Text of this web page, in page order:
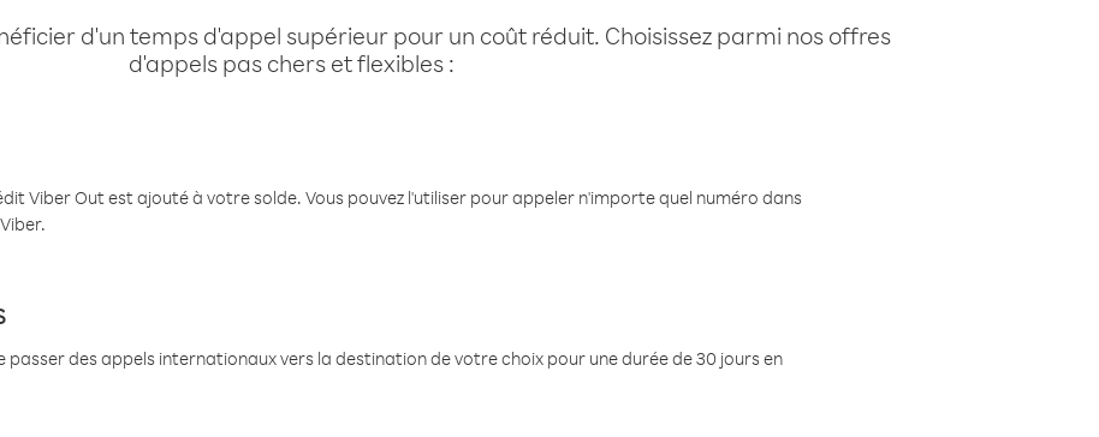
d'un temps d'appel supérieur pour un coût réduit. Choisissez parmi nos offres
d'appels pas chers et flexibles :
Viber Out est ajouté à votre solde. Vous pouvez l'utiliser pour appeler n'importe quel numéro dans
des appels internationaux vers la destination de votre choix pour une durée de 30 jours en